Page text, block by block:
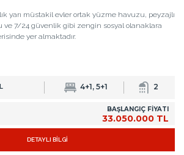
yarı müstakil evler ortak yüzme havuzu, peyzajlı
ve 7/24 güvenlik gibi zengin sosyal olanaklara
yer almaktadır.
4+1, 5+1 2
BAŞLANGIÇ FİYATI
33.050.000 TL
DETAYLI BİLGİ